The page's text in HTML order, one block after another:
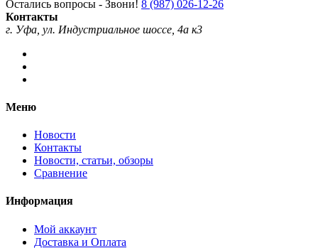
Остались вопросы - Звони! 8 (987) 026-12-26
Контакты
г. Уфа, ул. Индустриальное шоссе, 4а к3
Меню
Новости
Контакты
Новости, статьи, обзоры
Сравнение
Информация
Мой аккаунт
Доставка и Оплата